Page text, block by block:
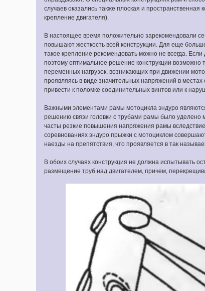
случаев оказались также плоская и
крепление двигателя).
В настоящее время положительно зарекомендовали
повышают жесткость всей конструкции. Для еще
такое крепление рекомендовать можно не всегда.
поэтому оптимальное решение конструкции возможно
переменных нагрузок, возникающих при движении
проявляясь в виде значительных напряжений в
привести к поломке соединительных винтов или к
Важными элементами рамы мотоцикла эндуро
решению связи головки с трубами рамы было уделено
часты резкие повышения напряжения рамы вследствие
соревнованиях эндуро прыжки с мотоциклом
наезды на препятствия, что проявляется в так
В обоих случаях конструкция не должна испытывать
размещение труб над двигателем, причем,